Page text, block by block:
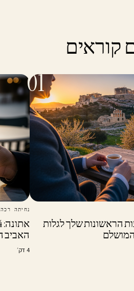
קוראים
01
24 השעות הראשונות שלך לגלות
נחיתה רכה
האביב
4 דק׳